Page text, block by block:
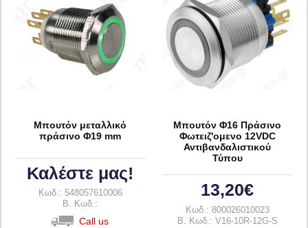
Μπουτόν μεταλλικό
πράσινο Φ19 mm
Καλέστε μας!
Κωδ.: 548057610006
B. Κωδ.:
Call us
Μπουτόν Φ16 Πράσινο
Φωτειζ'ομενο 12VDC
Αντιβανδαλιστικού
Τύπου
13,20€
Κωδ.: 800026010023
B. Κωδ.: V16-10R-12G-S